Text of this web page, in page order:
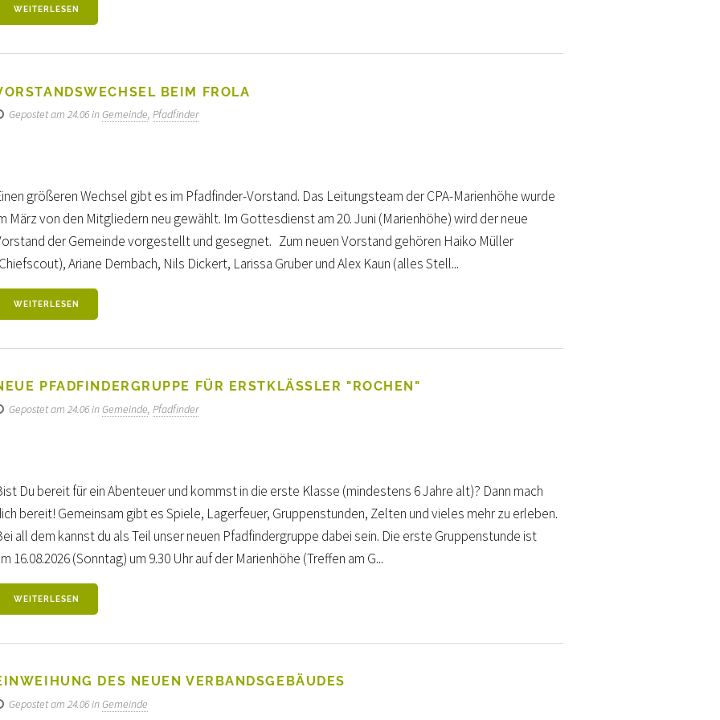
WEITERLESEN
BEIM FROLA
Gepostet am 24.06 inGemeinde,Pfadfinder
größeren Wechsel gibt es im Pfadfinder-Vorstand. Das Leitungsteam der CPA-Marienhöhe wurde
März von den Mitgliedern neu gewählt. Im Gottesdienst am 20. Juni (Marienhöhe) wird der neue
der Gemeinde vorgestellt und gesegnet. Zum neuen Vorstand gehören Haiko Müller
Ariane Dernbach, Nils Dickert, Larissa Gruber und Alex Kaun (alles Stell...
WEITERLESEN
PFADFINDERGRUPPE FÜR ERSTKLÄSSLER "ROCHEN"
Gepostet am 24.06 inGemeinde,Pfadfinder
Du bereit für ein Abenteuer und kommst in die erste Klasse (mindestens 6 Jahre alt)? Dann mach
bereit! Gemeinsam gibt es Spiele, Lagerfeuer, Gruppenstunden, Zelten und vieles mehr zu erleben.
all dem kannst du als Teil unser neuen Pfadfindergruppe dabei sein. Die erste Gruppenstunde ist
16.08.2026 (Sonntag) um 9.30 Uhr auf der Marienhöhe (Treffen am G...
WEITERLESEN
DES NEUEN VERBANDSGEBÄUDES
Gepostet am 24.06 inGemeinde